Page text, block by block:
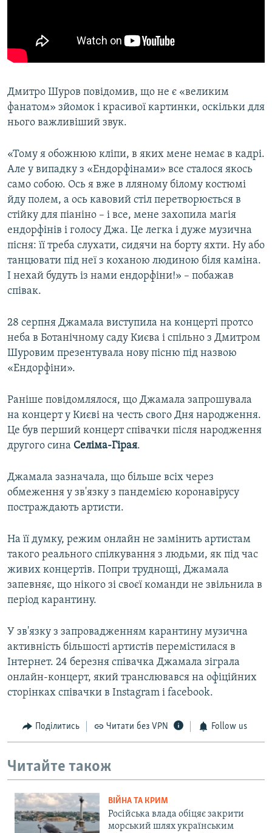
Дмитро Шуров повідомив, що не є «великим
фанатом» зйомок і красивої картинки, оскільки для
нього важливіший звук.
«Тому я обожнюю кліпи, в яких мене немає в кадрі.
Але у випадку з «Ендорфінами» все сталося якось
само собою. Ось я вже в лляному білому костюмі
йду полем, а ось кавовий стіл перетворюється в
стійку для піаніно – і все, мене захопила магія
ендорфінів і голосу Джа. Це легка і дуже музична
пісня: її треба слухати, сидячи на борту яхти. Ну або
танцювати під неї з коханою людиною біля каміна.
І нехай будуть із нами ендорфіни!» – побажав
співак.
28 серпня Джамала виступила на концерті протсо
неба в Ботанічному саду Києва і спільно з Дмитром
Шуровим презентувала нову пісню під назвою
«Ендорфіни».
Раніше повідомлялося, що Джамала запрошувала
на концерт у Києві на честь свого Дня народження.
Це був перший концерт співачки після народження
другого сина Селіма-Гірая.
Джамала зазначала, що більше всіх через
обмеження у зв'язку з пандемією коронавірусу
постраждають артисти.
На її думку, режим онлайн не замінить артистам
такого реального спілкування з людьми, як під час
живих концертів. Попри труднощі, Джамала
запевняє, що нікого зі своєї команди не звільнила в
період карантину.
У зв'язку з запровадженням карантину музична
активність більшості артистів перемістилася в
Інтернет. 24 березня співачка Джамала зіграла
онлайн-концерт, який транслювався на офіційних
сторінках співачки в Instagram і facebook.
Поділитись Читати без VPN Follow us
Читайте також
ВІЙНА ТА КРИМ
Російська влада обіцяє закрити
морський шлях українським